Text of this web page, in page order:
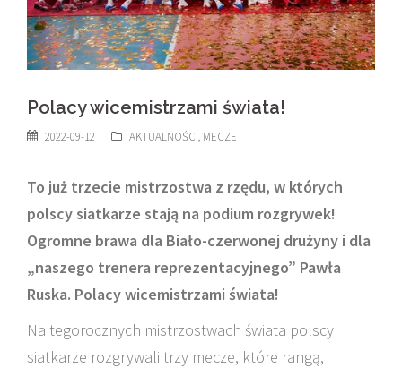
Polacy wicemistrzami świata!
2022-09-12 AKTUALNOŚCI, MECZE
To już trzecie mistrzostwa z rzędu, w których
polscy siatkarze stają na podium rozgrywek!
Ogromne brawa dla Biało-czerwonej drużyny i dla
„naszego trenera reprezentacyjnego” Pawła
Ruska. Polacy wicemistrzami świata!
Na tegorocznych mistrzostwach świata polscy
siatkarze rozgrywali trzy mecze, które rangą,